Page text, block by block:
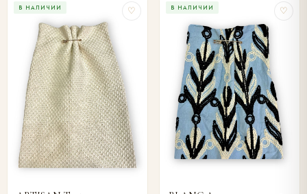
В НАЛИЧИИ ♡ В НАЛИЧИИ ♡